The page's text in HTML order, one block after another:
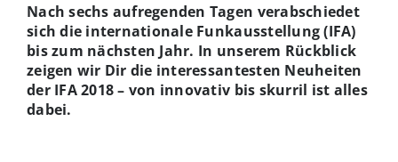
Nach sechs aufregenden Tagen verabschiedet
sich die internationale Funkausstellung (IFA)
bis zum nächsten Jahr. In unserem Rückblick
zeigen wir Dir die interessantesten Neuheiten
der IFA 2018 – von innovativ bis skurril ist alles
dabei.